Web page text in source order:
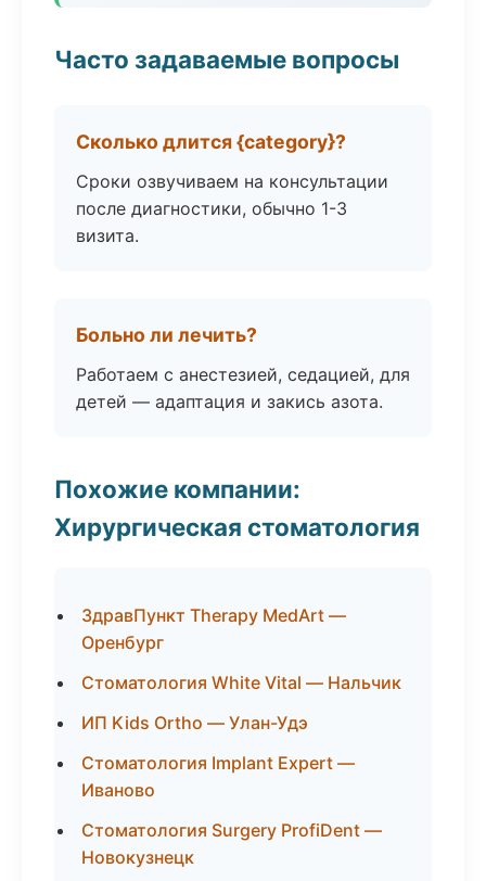
Часто задаваемые вопросы
Сколько длится {category}?
Сроки озвучиваем на консультации
после диагностики, обычно 1-3
визита.
Больно ли лечить?
Работаем с анестезией, седацией, для
детей — адаптация и закись азота.
Похожие компании:
Хирургическая стоматология
ЗдравПункт Therapy MedArt —
Оренбург
Стоматология White Vital — Нальчик
ИП Kids Ortho — Улан-Удэ
Стоматология Implant Expert —
Иваново
Стоматология Surgery ProfiDent —
Новокузнецк